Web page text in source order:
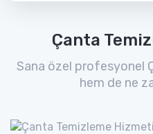
Çanta
Sana özel profesyonel
hem de ne